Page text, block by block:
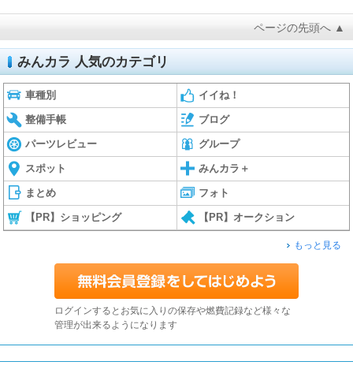
ページの先頭へ ▲
みんカラ 人気のカテゴリ
車種別 イイね！
整備手帳 ブログ
パーツレビュー グループ
スポット みんカラ＋
まとめ フォト
【PR】ショッピング 【PR】オークション
もっと見る
ログインするとお気に入りの保存や燃費記録など様々な
管理が出来るようになります